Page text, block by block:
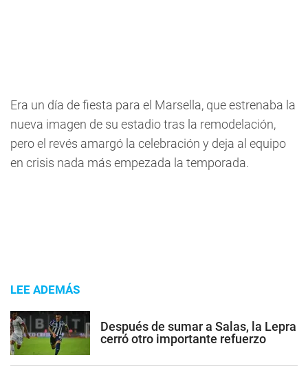
Era un día de fiesta para el Marsella, que estrenaba la
nueva imagen de su estadio tras la remodelación,
pero el revés amargó la celebración y deja al equipo
en crisis nada más empezada la temporada.
LEE ADEMÁS
Después de sumar a Salas, la Lepra
cerró otro importante refuerzo